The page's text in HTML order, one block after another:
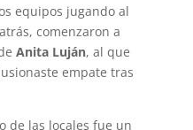
equipos jugando al
comenzaron a
Anita Luján, al que
empate tras
de las locales fue un